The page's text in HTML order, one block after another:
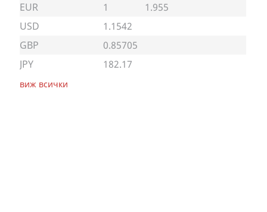
EUR 1
1.955
USD
1.1542
GBP
0.85705
JPY
182.17
виж всички